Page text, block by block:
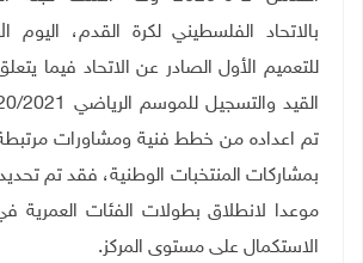
بالاتحاد الفلسطيني لكرة القدم، اليوم
للتعميم الأول الصادر عن الاتحاد فيما
تم اعداده من خطط فنية ومشاورات مرتبطة
موعدا لانطلاق بطولات الفئات العمرية
الاستكمال على مستوى المركز.